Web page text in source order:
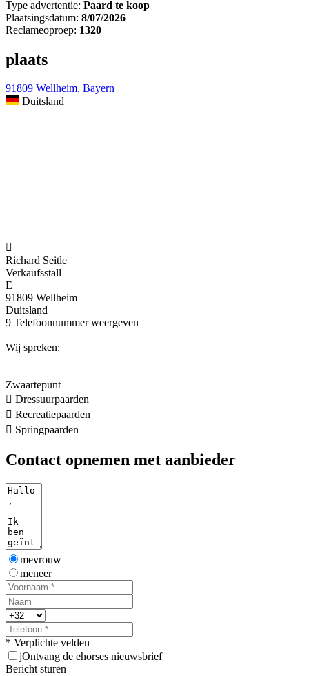
Type advertentie: Paard te koop
Plaatsingsdatum: 8/07/2026
Reclameoproep: 1320
plaats
91809 Wellheim, Bayern
Duitsland

Richard Seitle
Verkaufsstall
E
91809 Wellheim
Duitsland
9 Telefoonnummer weergeven
Wij spreken:
Zwaartepunt
 Dressuurpaarden
 Recreatiepaarden
 Springpaarden
Contact opnemen met aanbieder
mevrouw
meneer
* Verplichte velden
jOntvang de ehorses nieuwsbrief
Bericht sturen